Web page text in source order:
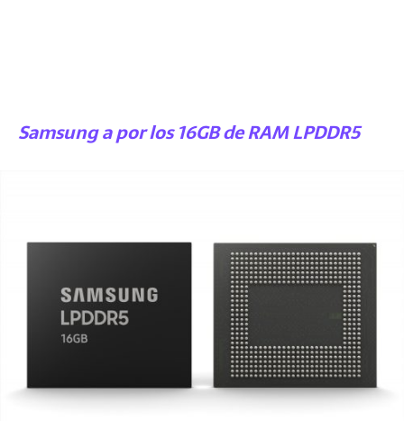
Samsung a por los 16GB de RAM LPDDR5